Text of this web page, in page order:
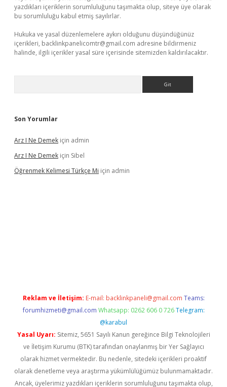
yazdıkları içeriklerin sorumluluğunu taşımakta olup, siteye üye olarak
bu sorumluluğu kabul etmiş sayılırlar.
Hukuka ve yasal düzenlemelere aykırı olduğunu düşündüğünüz
içerikleri, backlinkpanelicomtr@gmail.com adresine bildirmeniz
halinde, ilgili içerikler yasal süre içerisinde sitemizden kaldırılacaktır.
Son Yorumlar
Arz I Ne Demek için admin
Arz I Ne Demek için Sibel
Öğrenmek Kelimesi Türkçe Mi için admin
Reklam ve İletişim: E-mail: backlinkpaneli@gmail.com Teams:
forumhizmeti@gmail.com Whatsapp: 0262 606 0 726 Telegram:
@karabul
Yasal Uyarı: Sitemiz, 5651 Sayılı Kanun gereğince Bilgi Teknolojileri
ve İletişim Kurumu (BTK) tarafından onaylanmış bir Yer Sağlayıcı
olarak hizmet vermektedir. Bu nedenle, sitedeki içerikleri proaktif
olarak denetleme veya araştırma yükümlülüğümüz bulunmamaktadır.
Ancak, üyelerimiz yazdıkları içeriklerin sorumluluğunu taşımakta olup,